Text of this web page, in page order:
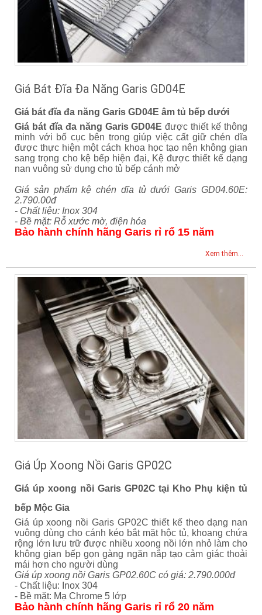
Giá Bát Đĩa Đa Năng Garis GD04E
Giá bát đĩa đa năng Garis GD04E âm tủ bếp dưới
Giá bát đĩa đa năng Garis GD04E được thiết kế thông
minh với bố cục bên trong giúp việc cất giữ chén dĩa
được thực hiện một cách khoa học tạo nên không gian
sang trọng cho kệ bếp hiện đại, Kệ được thiết kế dạng
nan vuông sử dụng cho tủ bếp cánh mở
Giá sản phẩm kệ chén dĩa tủ dưới Garis GD04.60E:
2.790.00đ
- Chất liệu: Inox 304
- Bề mặt: Rỗ xước mờ, điện hóa
Bảo hành chính hãng Garis rỉ rổ 15 năm
Xem thêm...
Giá Úp Xoong Nồi Garis GP02C
Giá úp xoong nồi Garis GP02C tại Kho Phụ kiện tủ
bếp Mộc Gia
Giá úp xoong nồi Garis GP02C thiết kế theo dạng nan
vuông dùng cho cánh kéo bắt mặt hộc tủ, khoang chứa
rộng lớn lưu trữ được nhiều xoong nồi lớn nhỏ làm cho
không gian bếp gọn gàng ngăn nắp tạo cảm giác thoải
mái hơn cho người dùng
Giá úp xoong nồi Garis GP02.60C có giá: 2.790.000đ
- Chất liệu: Inox 304
- Bề mặt: Mạ Chrome 5 lớp
Bảo hành chính hãng Garis rỉ rổ 20 năm